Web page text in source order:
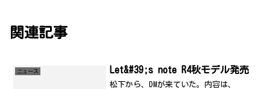
関連記事
ニュース Let&#39;s note R4秋モデル発売
松下から、DMが来ていた。内容は、